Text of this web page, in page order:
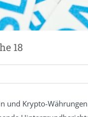
18
und Krypto-